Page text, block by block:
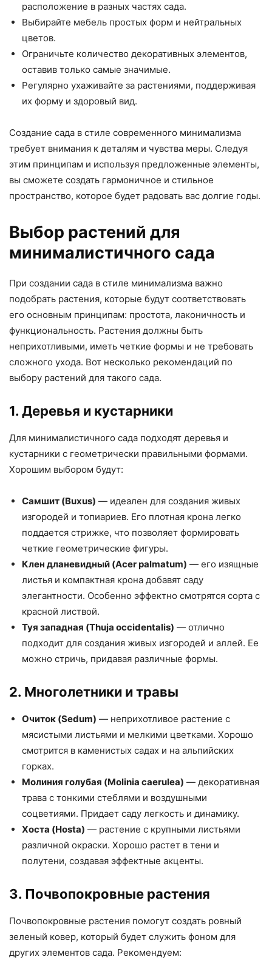
расположение в разных частях сада.
Выбирайте мебель простых форм и нейтральных
цветов.
Ограничьте количество декоративных элементов,
оставив только самые значимые.
Регулярно ухаживайте за растениями, поддерживая
их форму и здоровый вид.
Создание сада в стиле современного минимализма
требует внимания к деталям и чувства меры. Следуя
этим принципам и используя предложенные элементы,
вы сможете создать гармоничное и стильное
пространство, которое будет радовать вас долгие годы.
Выбор растений для
минималистичного сада
При создании сада в стиле минимализма важно
подобрать растения, которые будут соответствовать
его основным принципам: простота, лаконичность и
функциональность. Растения должны быть
неприхотливыми, иметь четкие формы и не требовать
сложного ухода. Вот несколько рекомендаций по
выбору растений для такого сада.
1. Деревья и кустарники
Для минималистичного сада подходят деревья и
кустарники с геометрически правильными формами.
Хорошим выбором будут:
Самшит (Buxus) — идеален для создания живых
изгородей и топиариев. Его плотная крона легко
поддается стрижке, что позволяет формировать
четкие геометрические фигуры.
Клен дланевидный (Acer palmatum) — его изящные
листья и компактная крона добавят саду
элегантности. Особенно эффектно смотрятся сорта с
красной листвой.
Туя западная (Thuja occidentalis) — отлично
подходит для создания живых изгородей и аллей. Ее
можно стричь, придавая различные формы.
2. Многолетники и травы
Очиток (Sedum) — неприхотливое растение с
мясистыми листьями и мелкими цветками. Хорошо
смотрится в каменистых садах и на альпийских
горках.
Молиния голубая (Molinia caerulea) — декоративная
трава с тонкими стеблями и воздушными
соцветиями. Придает саду легкость и динамику.
Хоста (Hosta) — растение с крупными листьями
различной окраски. Хорошо растет в тени и
полутени, создавая эффектные акценты.
3. Почвопокровные растения
Почвопокровные растения помогут создать ровный
зеленый ковер, который будет служить фоном для
других элементов сада. Рекомендуем: